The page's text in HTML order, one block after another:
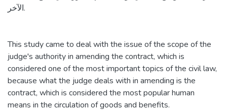
الآخر.
This study came to deal with the issue of the scope of the
judge's authority in amending the contract, which is
considered one of the most important topics of the civil law,
because what the judge deals with in amending is the
contract, which is considered the most popular human
means in the circulation of goods and benefits.